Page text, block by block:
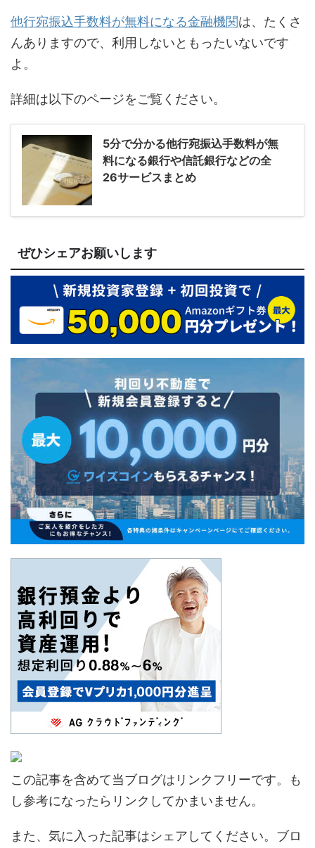
他行宛振込手数料が無料になる金融機関は、たくさ
んありますので、利用しないともったいないです
よ。
詳細は以下のページをご覧ください。
5分で分かる他行宛振込手数料が無
料になる銀行や信託銀行などの全
26サービスまとめ
ぜひシェアお願いします
この記事を含めて当ブログはリンクフリーです。も
し参考になったらリンクしてかまいません。
また、気に入った記事はシェアしてください。ブロ